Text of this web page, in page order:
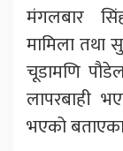
मंगलबार
मामिला तथा
चूडामणि
लापरबाही
भएको